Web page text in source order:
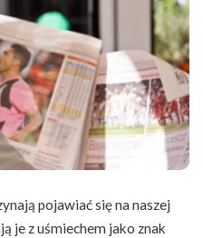
pojawiać się na naszej
je z uśmiechem jako znak